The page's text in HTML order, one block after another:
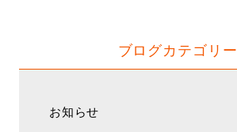
ブログカテゴリー
お知らせ